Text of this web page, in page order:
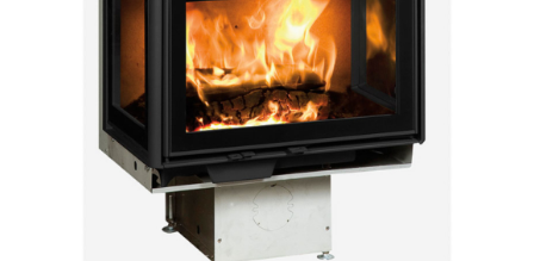
ΛΕΠΤΟΜΈΡΕΙΕΣ